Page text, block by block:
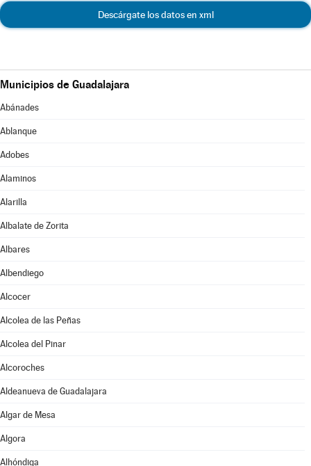
Descárgate los datos en xml
Municipios de Guadalajara
Abánades
Ablanque
Adobes
Alaminos
Alarilla
Albalate de Zorita
Albares
Albendiego
Alcocer
Alcolea de las Peñas
Alcolea del Pinar
Alcoroches
Aldeanueva de Guadalajara
Algar de Mesa
Algora
Alhóndiga